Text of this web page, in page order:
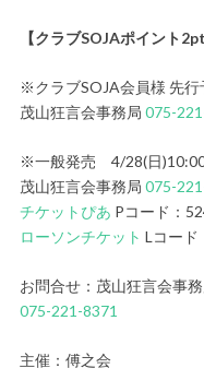
【クラブSOJAポイント2pt
※クラブSOJA会員様 先
茂山狂言会事務局 075-
※一般発売 4/28(日
茂山狂言会事務局 075-
チケットぴあ Pコード：
ローソンチケット Lコード
お問合せ：茂山狂言会事
075-221-8371
主催：傅之会